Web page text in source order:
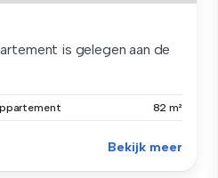
is gelegen aan de
82 m²
Bekijk meer